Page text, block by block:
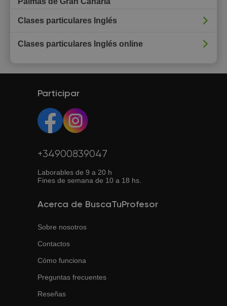
Clases particulares Inglés
Clases particulares Inglés online
Participar
+34900839047
Laborables de 9 a 20 h
Fines de semana de 10 a 18 hs.
Acerca de BuscaTuProfesor
Sobre nosotros
Contactos
Cómo funciona
Preguntas frecuentes
Reseñas